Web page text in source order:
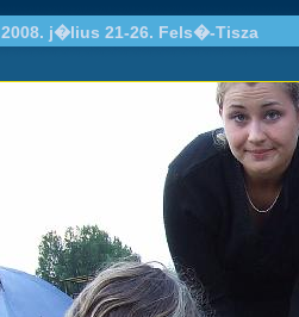
2008. j�lius 21-26. Fels�-Tisza